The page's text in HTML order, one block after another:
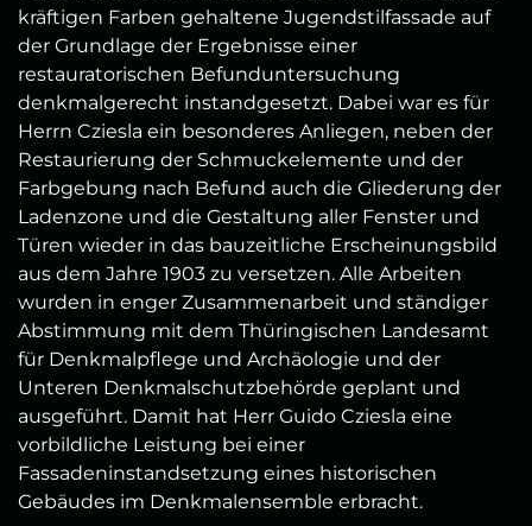
kräftigen Farben gehaltene Jugendstilfassade auf
der Grundlage der Ergebnisse einer
restauratorischen Befunduntersuchung
denkmalgerecht instandgesetzt. Dabei war es für
Herrn Cziesla ein besonderes Anliegen, neben der
Restaurierung der Schmuckelemente und der
Farbgebung nach Befund auch die Gliederung der
Ladenzone und die Gestaltung aller Fenster und
Türen wieder in das bauzeitliche Erscheinungsbild
aus dem Jahre 1903 zu versetzen. Alle Arbeiten
wurden in enger Zusammenarbeit und ständiger
Abstimmung mit dem Thüringischen Landesamt
für Denkmalpflege und Archäologie und der
Unteren Denkmalschutzbehörde geplant und
ausgeführt. Damit hat Herr Guido Cziesla eine
vorbildliche Leistung bei einer
Fassadeninstandsetzung eines historischen
Gebäudes im Denkmalensemble erbracht.